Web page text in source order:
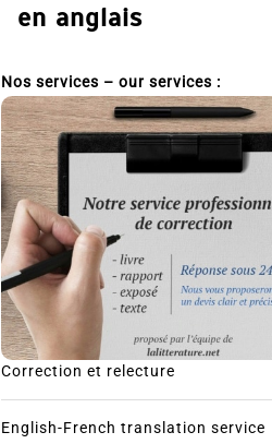
en anglais
Nos services – our services :
Correction et relecture
English-French translation service